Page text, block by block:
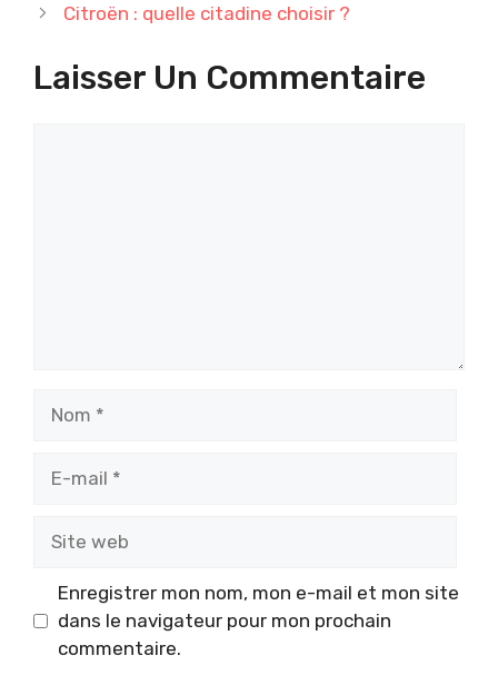
Citroën : quelle citadine choisir ?
Laisser Un Commentaire
Enregistrer mon nom, mon e-mail et mon site
dans le navigateur pour mon prochain
commentaire.